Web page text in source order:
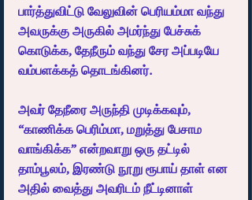
பார்த்துவிட்டு வேலுவின் பெரியம்மா வந்து
அவருக்கு அருகில் அமர்ந்து பேச்சுக்
கொடுக்க, தேநீரும் வந்து சேர அப்படியே
வம்பளக்கத் தொடங்கினர்.
அவர் தேநீரை அருந்தி முடிக்கவும்,
“காணிக்க பெரிம்மா, மறுத்து பேசாம
வாங்கிக்க” என்றவாறு ஒரு தட்டில்
தாம்பூலம், இரண்டு நூறு ரூபாய் தாள் என
அதில் வைத்து அவரிடம் நீட்டினாள்